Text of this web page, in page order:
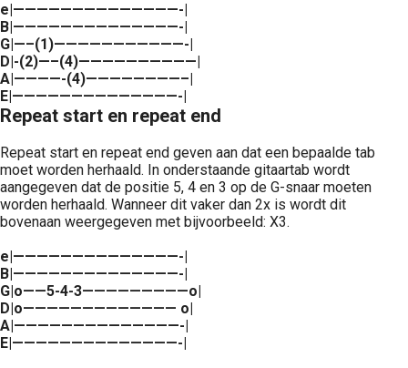
e|——————————————-|
B|——————————————-|
G|—–(1)———————————-|
D|-(2)—–(4)——————————|
A|————-(4)————————–|
E|——————————————-|
Repeat start en repeat end
Repeat start en repeat end geven aan dat een bepaalde tab
moet worden herhaald. In onderstaande gitaartab wordt
aangegeven dat de positie 5, 4 en 3 op de G-snaar moeten
worden herhaald. Wanneer dit vaker dan 2x is wordt dit
bovenaan weergegeven met bijvoorbeeld: X3.
e|——————————————-|
B|——————————————-|
G|o——5-4-3—————————o|
D|o————————————— o|
A|——————————————-|
E|——————————————-|